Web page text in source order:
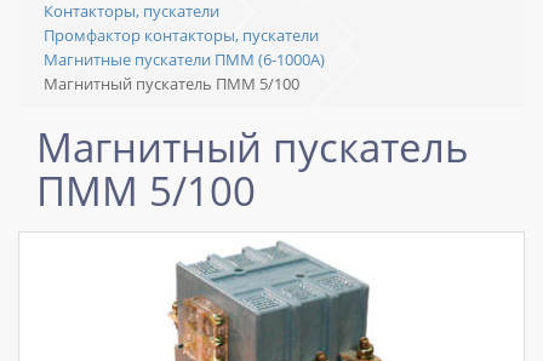
Контакторы, пускатели
Промфактор контакторы, пускатели
Магнитные пускатели ПММ (6-1000А)
Магнитный пускатель ПММ 5/100
Магнитный пускатель
ПММ 5/100